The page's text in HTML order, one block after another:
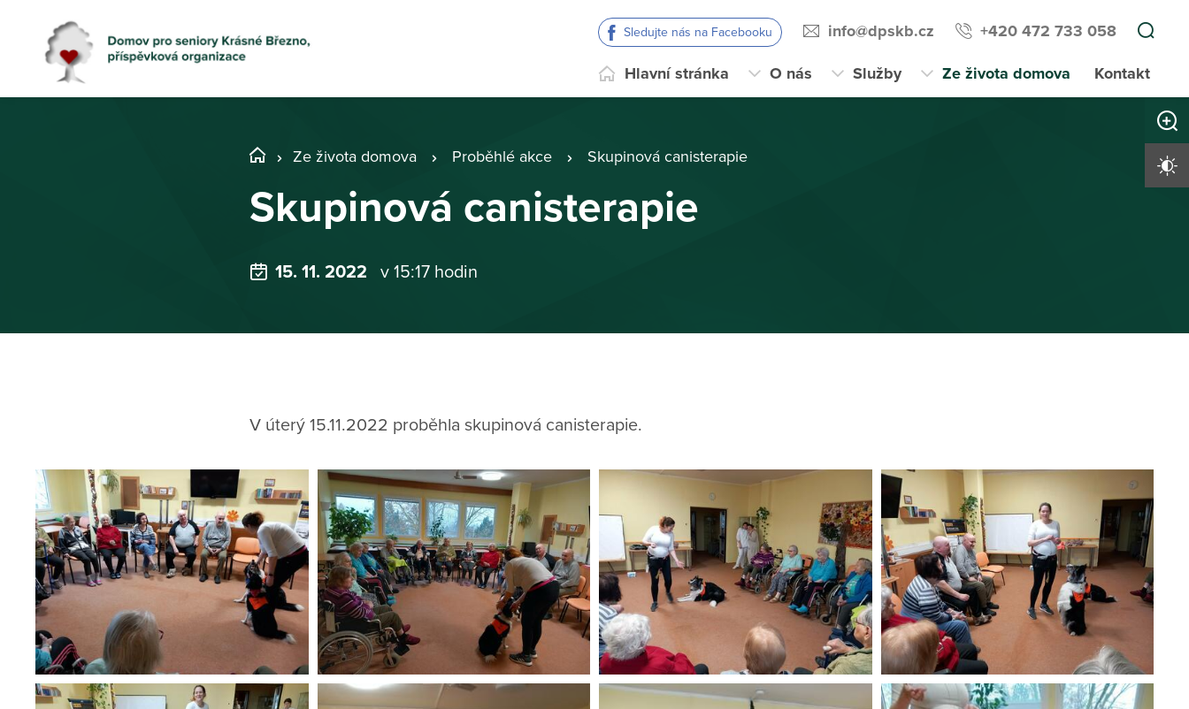
Sledujte nás na Facebooku info@dpskb.cz +420 472 733 058
Hlavní stránka O nás Služby Ze života domova Kontakt
Ze života domova Proběhlé akce Skupinová canisterapie
Skupinová canisterapie
15. 11. 2022 v 15:17 hodin
V úterý 15.11.2022 proběhla skupinová canisterapie.